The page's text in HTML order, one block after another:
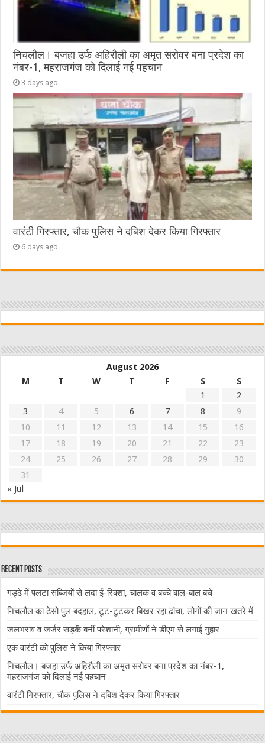
निचलौल। बजहा उर्फ अहिरौली का अमृत सरोवर बना प्रदेश का
नंबर-1, महराजगंज को दिलाई नई पहचान
3 days ago
वारंटी गिरफ्तार, चौक पुलिस ने दबिश देकर किया गिरफ्तार
6 days ago
August 2026
M
T W T F S
S
1
2
3
4 5 6 7 8
9
10
11 12 13 14 15
16
17
18 19 20 21 22
23
24
25 26 27 28 29
30
31
« Jul
Recent Posts
गड्ढे में पलटा सब्जियों से लदा ई-रिक्शा, चालक व बच्चे बाल-बाल बचे
निचलौल का ढेसो पुल बदहाल, टूट-टूटकर बिखर रहा ढांचा, लोगों की जान खतरे में
जलभराव व जर्जर सड़कें बनीं परेशानी, ग्रामीणों ने डीएम से लगाई गुहार
एक वारंटी को पुलिस ने किया गिरफ्तार
निचलौल। बजहा उर्फ अहिरौली का अमृत सरोवर बना प्रदेश का नंबर-1,
महराजगंज को दिलाई नई पहचान
वारंटी गिरफ्तार, चौक पुलिस ने दबिश देकर किया गिरफ्तार